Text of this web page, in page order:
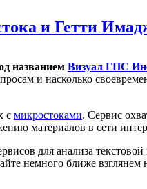
и Гетти
названием Визуал ГПС
и насколько
с микростоками. Сервис
материалов в сети
для анализа
немного ближе взглянем